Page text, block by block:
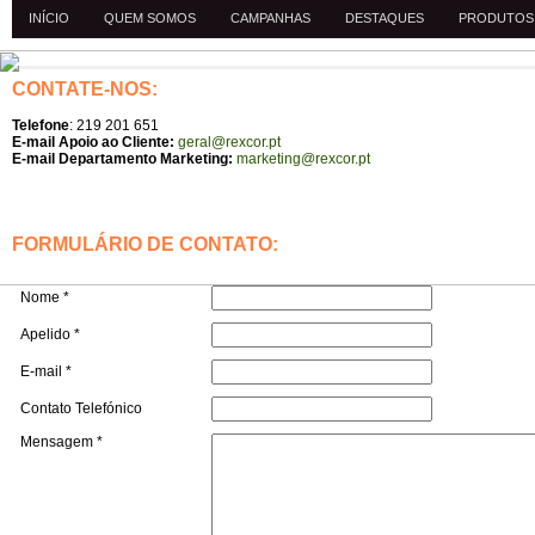
INÍCIO QUEM SOMOS CAMPANHAS DESTAQUES PRODUTOS
CONTATE-NOS:
Telefone: 219 201 651
E-mail Apoio ao Cliente: geral@rexcor.pt
E-mail Departamento Marketing: marketing@rexcor.pt
FORMULÁRIO DE CONTATO:
Nome *
Apelido *
E-mail *
Contato Telefónico
Mensagem *